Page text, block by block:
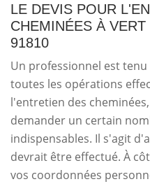
LE DEVIS POUR
CHEMINÉES À
91810
Un professionnel est
toutes les opérations
l'entretien des
demander un certain
indispensables. Il s'agit
devrait être effectué. À
vos coordonnées